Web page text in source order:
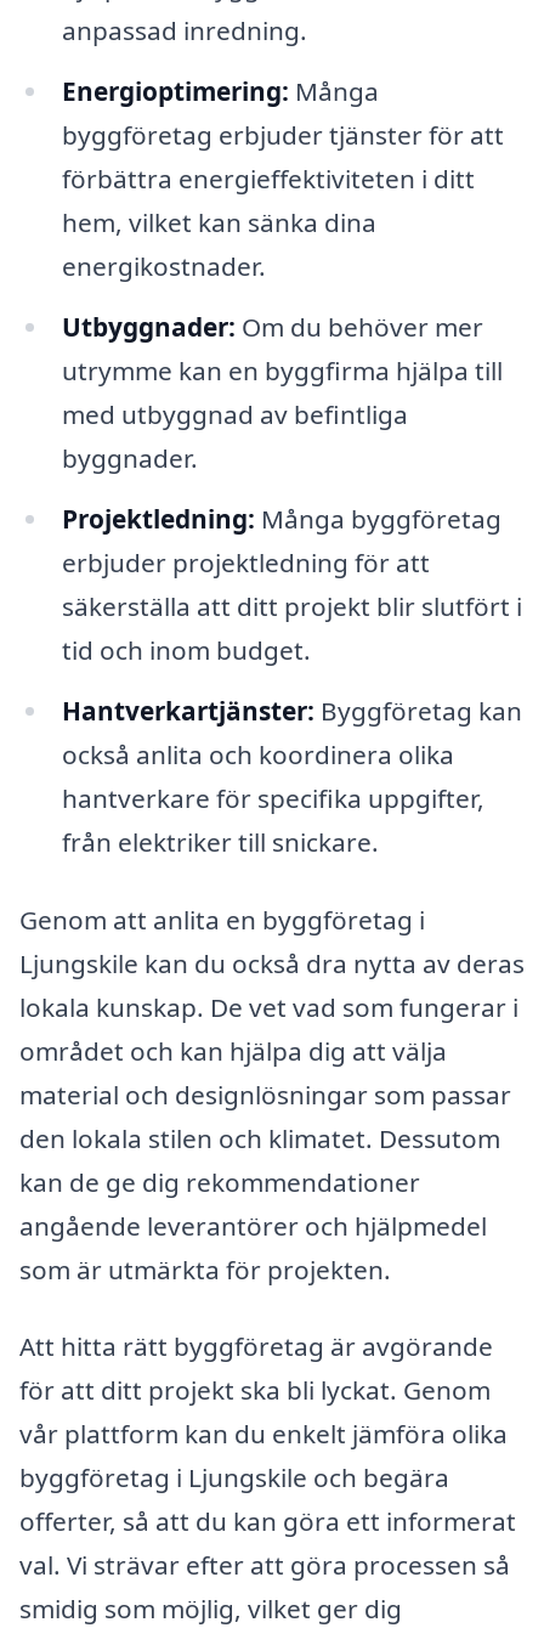
anpassad inredning.
Energioptimering: Många
byggföretag erbjuder tjänster för att
förbättra energieffektiviteten i ditt
hem, vilket kan sänka dina
energikostnader.
Utbyggnader: Om du behöver mer
utrymme kan en byggfirma hjälpa till
med utbyggnad av befintliga
byggnader.
Projektledning: Många byggföretag
erbjuder projektledning för att
säkerställa att ditt projekt blir slutfört i
tid och inom budget.
Hantverkartjänster: Byggföretag kan
också anlita och koordinera olika
hantverkare för specifika uppgifter,
från elektriker till snickare.
Genom att anlita en byggföretag i
Ljungskile kan du också dra nytta av deras
lokala kunskap. De vet vad som fungerar i
området och kan hjälpa dig att välja
material och designlösningar som passar
den lokala stilen och klimatet. Dessutom
kan de ge dig rekommendationer
angående leverantörer och hjälpmedel
som är utmärkta för projekten.
Att hitta rätt byggföretag är avgörande
för att ditt projekt ska bli lyckat. Genom
vår plattform kan du enkelt jämföra olika
byggföretag i Ljungskile och begära
offerter, så att du kan göra ett informerat
val. Vi strävar efter att göra processen så
smidig som möjlig, vilket ger dig